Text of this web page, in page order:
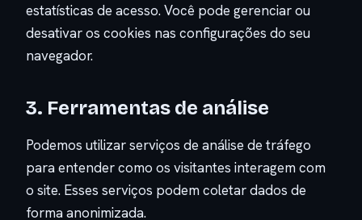
estatísticas de acesso. Você pode gerenciar ou
desativar os cookies nas configurações do seu
navegador.
3. Ferramentas de análise
Podemos utilizar serviços de análise de tráfego
para entender como os visitantes interagem com
o site. Esses serviços podem coletar dados de
forma anonimizada.